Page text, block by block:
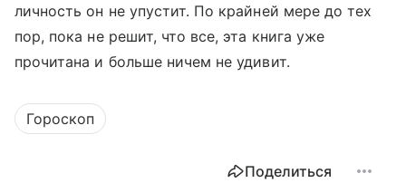
личность он не упустит. По крайней мере до тех
пор, пока не решит, что все, эта книга уже
прочитана и больше ничем не удивит.
Гороскоп
Поделиться